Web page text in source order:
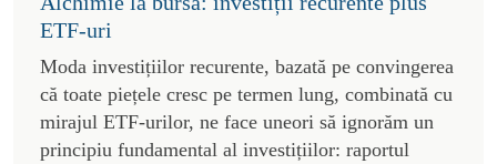
ETF-uri
Moda investițiilor recurente, bazată pe convingerea
că toate piețele cresc pe termen lung, combinată cu
mirajul ETF-urilor, ne face uneori să ignorăm un
principiu fundamental al investițiilor: raportul